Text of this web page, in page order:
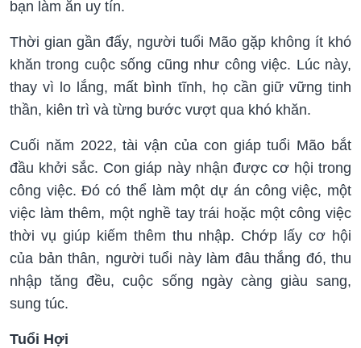
bạn làm ăn uy tín.
Thời gian gần đấy, người tuổi Mão gặp không ít khó
khăn trong cuộc sống cũng như công việc. Lúc này,
thay vì lo lắng, mất bình tĩnh, họ cần giữ vững tinh
thần, kiên trì và từng bước vượt qua khó khăn.
Cuối năm 2022, tài vận của con giáp tuổi Mão bắt
đầu khởi sắc. Con giáp này nhận được cơ hội trong
công việc. Đó có thể làm một dự án công việc, một
việc làm thêm, một nghề tay trái hoặc một công việc
thời vụ giúp kiếm thêm thu nhập. Chớp lấy cơ hội
của bản thân, người tuổi này làm đâu thắng đó, thu
nhập tăng đều, cuộc sống ngày càng giàu sang,
sung túc.
Tuổi Hợi